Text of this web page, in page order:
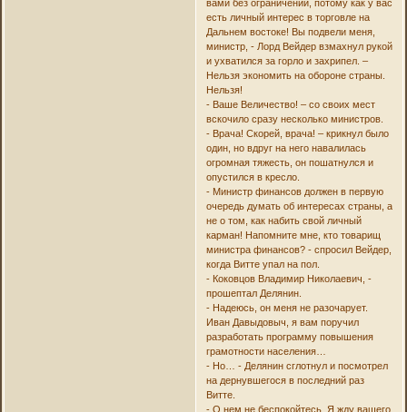
вами без ограничений, потому как у вас
есть личный интерес в торговле на
Дальнем востоке! Вы подвели меня,
министр, - Лорд Вейдер взмахнул рукой
и ухватился за горло и захрипел. –
Нельзя экономить на обороне страны.
Нельзя!
- Ваше Величество! – со своих мест
вскочило сразу несколько министров.
- Врача! Скорей, врача! – крикнул было
один, но вдруг на него навалилась
огромная тяжесть, он пошатнулся и
опустился в кресло.
- Министр финансов должен в первую
очередь думать об интересах страны, а
не о том, как набить свой личный
карман! Напомните мне, кто товарищ
министра финансов? - спросил Вейдер,
когда Витте упал на пол.
- Коковцов Владимир Николаевич, -
прошептал Делянин.
- Надеюсь, он меня не разочарует.
Иван Давыдовыч, я вам поручил
разработать программу повышения
грамотности населения…
- Но… - Делянин сглотнул и посмотрел
на дернувшегося в последний раз
Витте.
- О нем не беспокойтесь. Я жду вашего